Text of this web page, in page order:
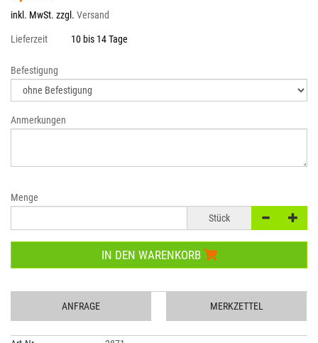
inkl. MwSt. zzgl. Versand
Lieferzeit 10 bis 14 Tage
Befestigung
Anmerkungen
Menge
Stück
IN DEN WARENKORB
ANFRAGE MERKZETTEL